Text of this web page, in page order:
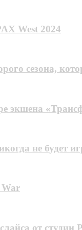
West 2024
сезона,
не будет
War
от студии